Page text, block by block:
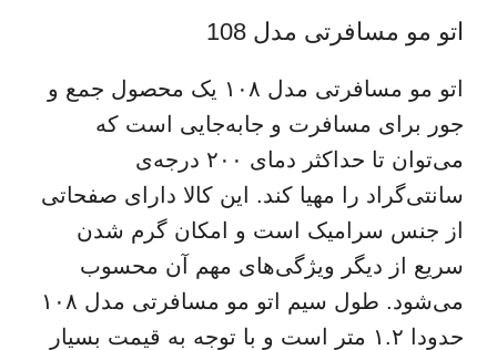
اتو مو مسافرتی مدل 108
اتو مو مسافرتی مدل ۱۰۸ یک محصول جمع و
جور برای مسافرت و جابه‌جایی است که
می‌توان تا حداکثر دمای ۲۰۰ درجه‌ی
سانتی‌گراد را مهیا کند. این کالا دارای صفحاتی
از جنس سرامیک است و امکان گرم شدن
سریع از دیگر ویژگی‌های مهم آن محسوب
می‌شود. طول سیم اتو مو مسافرتی مدل ۱۰۸
حدودا ۱.۲ متر است و با توجه به قیمت بسیار